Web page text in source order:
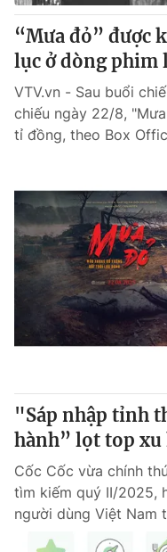
“Mưa đỏ” được
lục ở dòng phim
VTV.vn - Sau buổi
chiếu ngày 22/8,
tỉ đồng, theo Box
"Sáp nhập tỉnh
hành” lọt top
Cốc Cốc vừa chính
tìm kiếm quý II/2025,
người dùng Việt Nam